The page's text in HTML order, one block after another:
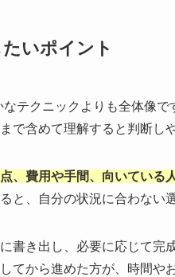
いポイント
テクニックよりも全体像
で含めて理解すると判断し
、費用や手間、向いている
と、自分の状況に合わない
書き出し、必要に応じて完
てから進めた方が、時間や